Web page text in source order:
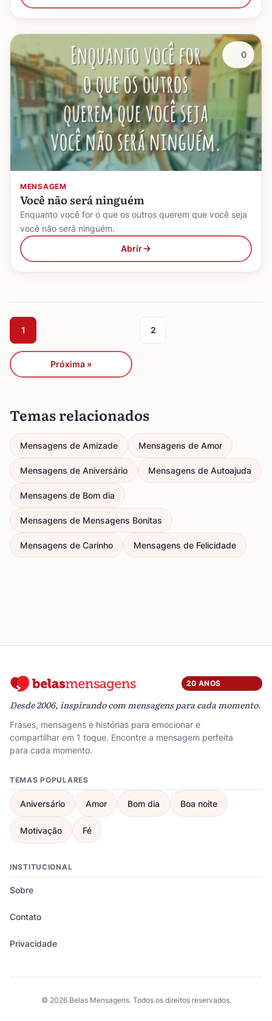
MENSAGEM
Você não será ninguém
Enquanto você for o que os outros querem que você seja
você não será ninguém.
Abrir
0
1 2
Próxima »
Temas relacionados
Mensagens de Amizade Mensagens de Amor
Mensagens de Aniversário Mensagens de Autoajuda
Mensagens de Bom dia
Mensagens de Mensagens Bonitas
Mensagens de Carinho Mensagens de Felicidade
20 ANOS
Desde 2006, inspirando com mensagens para cada momento.
Frases, mensagens e histórias para emocionar e
compartilhar em 1 toque. Encontre a mensagem perfeita
para cada momento.
TEMAS POPULARES
Aniversário Amor Bom dia Boa noite
Motivação Fé
INSTITUCIONAL
Sobre
Contato
Privacidade
© 2026 Belas Mensagens. Todos os direitos reservados.